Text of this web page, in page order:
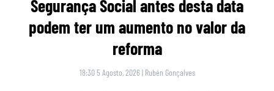
Segurança Social antes desta data
podem ter um aumento no valor da
reforma
18:30 5 Agosto, 2026 | Rubén Gonçalves